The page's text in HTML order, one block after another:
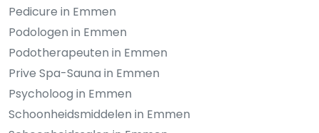
Pedicure in Emmen
Podologen in Emmen
Podotherapeuten in Emmen
Prive Spa-Sauna in Emmen
Psycholoog in Emmen
Schoonheidsmiddelen in Emmen